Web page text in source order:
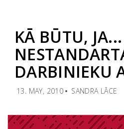
KĀ BŪTU, JA...
DARBINIEKU
13. MAY, 2010 SANDRA LĀCE